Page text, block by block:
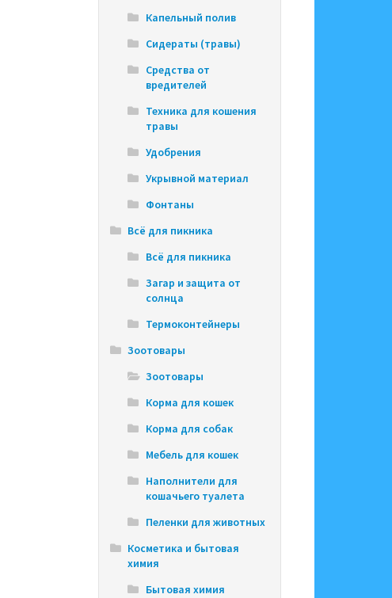
Капельный полив
Сидераты (травы)
Средства от
вредителей
Техника для кошения
травы
Удобрения
Укрывной материал
Фонтаны
Всё для пикника
Всё для пикника
Загар и защита от
солнца
Термоконтейнеры
Зоотовары
Зоотовары
Корма для кошек
Корма для собак
Мебель для кошек
Наполнители для
кошачьего туалета
Пеленки для животных
Косметика и бытовая
химия
Бытовая химия